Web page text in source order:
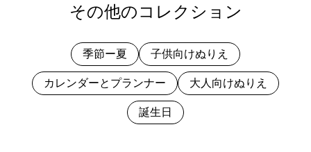
その他のコレクション
季節ー夏 子供向けぬりえ
カレンダーとプランナー 大人向けぬりえ
誕生日